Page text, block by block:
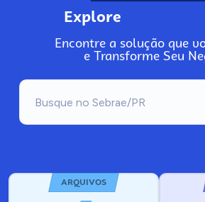
Explore
Encontre a solução que
e Transforme Seu
ARQUIVOS